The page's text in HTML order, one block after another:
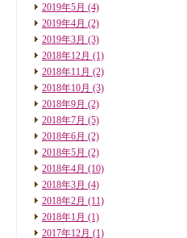
2019年5月 (4)
2019年4月 (2)
2019年3月 (3)
2018年12月 (1)
2018年11月 (2)
2018年10月 (3)
2018年9月 (2)
2018年7月 (5)
2018年6月 (2)
2018年5月 (2)
2018年4月 (10)
2018年3月 (4)
2018年2月 (11)
2018年1月 (1)
2017年12月 (1)